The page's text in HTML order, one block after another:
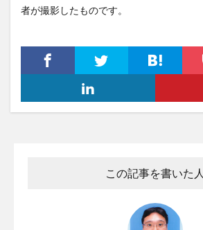
者が撮影したものです。
この記事を書いた人